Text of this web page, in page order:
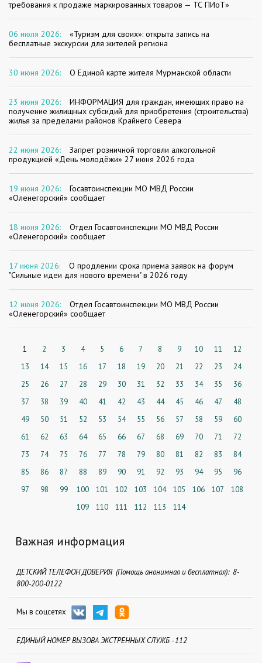
требования к продаже маркированных товаров — ТС ПИоТ»
06 июля 2026:
«Туризм для своих»: открыта запись на
бесплатные экскурсии для жителей региона
30 июня 2026: О Единой карте жителя Мурманской области
23 июня 2026:
ИНФОРМАЦИЯ для граждан, имеющих право на
получение жилищных субсидий для приобретения (строительства)
жилья за пределами районов Крайнего Севера
22 июня 2026:
Запрет розничной торговли алкогольной
продукцией «День молодёжи» 27 июня 2026 года
19 июня 2026:
Госавтоинспекции МО МВД России
«Оленегорский» сообщает
18 июня 2026:
Отдел Госавтоинспекции МО МВД России
«Оленегорский» сообщает
17 июня 2026:
О продлении срока приема заявок на форум
"Сильные идеи для нового времени" в 2026 году
12 июня 2026:
Отдел Госавтоинспекции МО МВД России
«Оленегорский» сообщает
1 2 3 4 5 6 7 8 9 10 11
12
13
14 15 16 17 18 19 20 21 22 23
24
25
26 27 28 29 30 31 32 33 34 35
36
37
38 39 40 41 42 43 44 45 46 47
48
49
50 51 52 53 54 55 56 57 58 59
60
61
62 63 64 65 66 67 68 69 70 71
72
73
74 75 76 77 78 79 80 81 82 83
84
85
86 87 88 89 90 91 92 93 94 95
96
97
98 99 100 101 102 103 104 105 106 107
108
109
110 111 112 113 114
Важная информация
ДЕТСКИЙ ТЕЛЕФОН ДОВЕРИЯ (Помощь анонимная и бесплатная): 8-
800-200-0122
Мы в соцсетях
ЕДИНЫЙ НОМЕР ВЫЗОВА ЭКСТРЕННЫХ СЛУЖБ - 112